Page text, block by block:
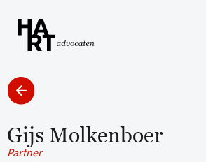
Gijs Molkenboer
Partner